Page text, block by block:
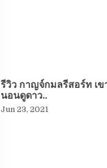
รีวิว กาญจ์กมลรีสอร์ท เ
นอนดูดาว..
Jun 23, 2021